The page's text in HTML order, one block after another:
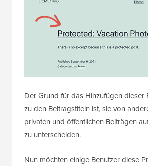
Der Grund für das Hinzufügen dieser
zu den Beitragstiteln ist, sie von
privaten und öffentlichen Beiträgen
zu unterscheiden.
Nun möchten einige Benutzer diese